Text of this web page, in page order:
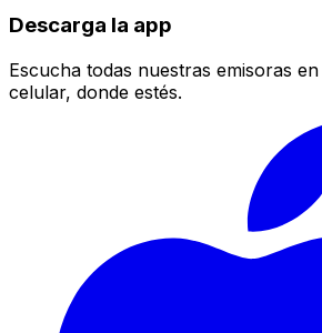
Descarga la app
Escucha todas nuestras emisoras
celular, donde estés.